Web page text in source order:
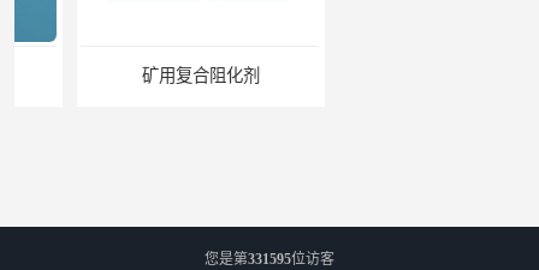
矿用复合阻化剂
您是第331595位访客